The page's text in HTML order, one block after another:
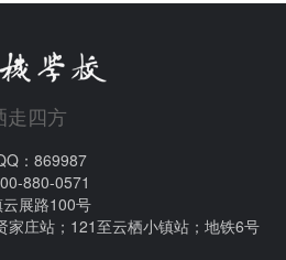
走四方
：869987
880-0571
展路100号
庄站；121至云栖小镇站；地铁6号